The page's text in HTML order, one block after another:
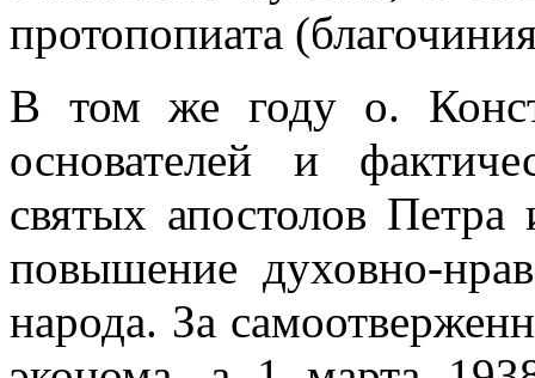
протопопиата
В том же году о.
основателей и
святых апостолов
повышение духовно-
народа. За